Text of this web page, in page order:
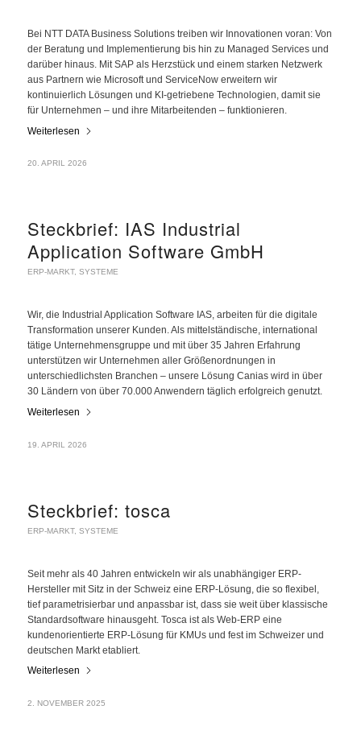
Bei NTT DATA Business Solutions treiben wir Innovationen voran: Von
der Beratung und Implementierung bis hin zu Managed Services und
darüber hinaus. Mit SAP als Herzstück und einem starken Netzwerk
aus Partnern wie Microsoft und ServiceNow erweitern wir
kontinuierlich Lösungen und KI-getriebene Technologien, damit sie
für Unternehmen – und ihre Mitarbeitenden – funktionieren.
Weiterlesen
20. APRIL 2026
Steckbrief: IAS Industrial
Application Software GmbH
ERP-MARKT, SYSTEME
Wir, die Industrial Application Software IAS, arbeiten für die digitale
Transformation unserer Kunden. Als mittelständische, international
tätige Unternehmensgruppe und mit über 35 Jahren Erfahrung
unterstützen wir Unternehmen aller Größenordnungen in
unterschiedlichsten Branchen – unsere Lösung Canias wird in über
30 Ländern von über 70.000 Anwendern täglich erfolgreich genutzt.
Weiterlesen
19. APRIL 2026
Steckbrief: tosca
ERP-MARKT, SYSTEME
Seit mehr als 40 Jahren entwickeln wir als unabhängiger ERP-
Hersteller mit Sitz in der Schweiz eine ERP-Lösung, die so flexibel,
tief parametrisierbar und anpassbar ist, dass sie weit über klassische
Standardsoftware hinausgeht. Tosca ist als Web-ERP eine
kundenorientierte ERP-Lösung für KMUs und fest im Schweizer und
deutschen Markt etabliert.
Weiterlesen
2. NOVEMBER 2025